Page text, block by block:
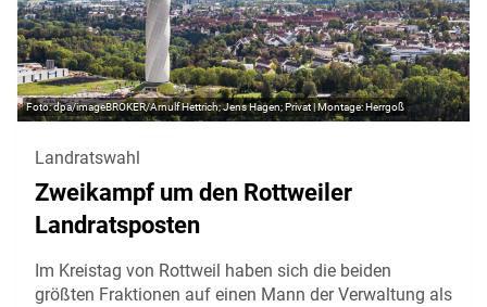
dpa/imageBROKER/Arnulf Hettrich; Jens Hagen; Privat | Montage: Herrgoß
Landratswahl
Zweikampf um den Rottweiler
Landratsposten
Im Kreistag von Rottweil haben sich die beiden
größten Fraktionen auf einen Mann der Verwaltung als